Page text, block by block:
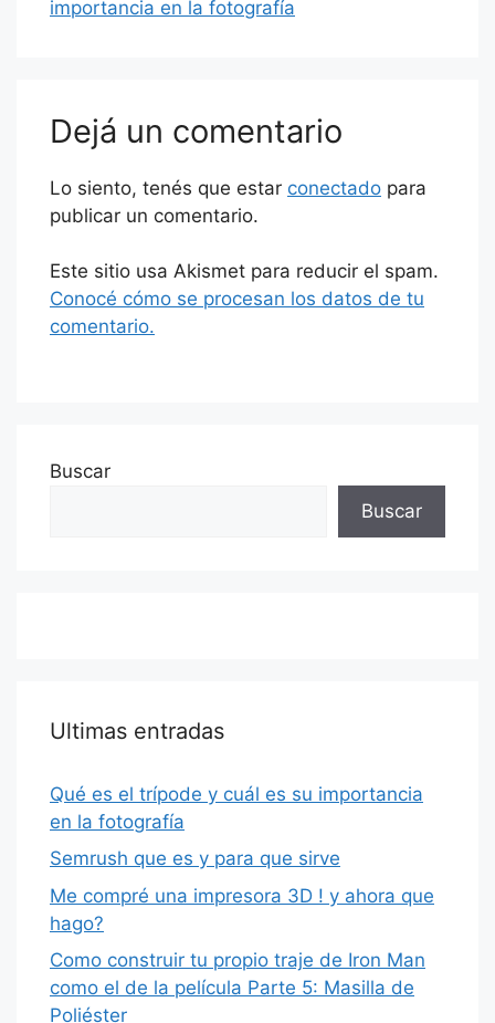
importancia en la fotografía
Dejá un comentario
Lo siento, tenés que estar conectado para
publicar un comentario.
Este sitio usa Akismet para reducir el spam.
Conocé cómo se procesan los datos de tu
comentario.
Buscar
Buscar
Ultimas entradas
Qué es el trípode y cuál es su importancia
en la fotografía
Semrush que es y para que sirve
Me compré una impresora 3D ! y ahora que
hago?
Como construir tu propio traje de Iron Man
como el de la película Parte 5: Masilla de
Poliéster